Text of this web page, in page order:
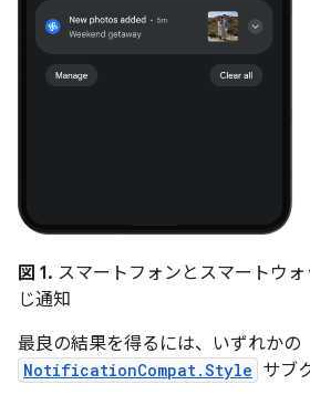
図 1. スマートフォンとスマートウ
じ通知
最良の結果を得るには、いずれかの
NotificationCompat.Style サブ